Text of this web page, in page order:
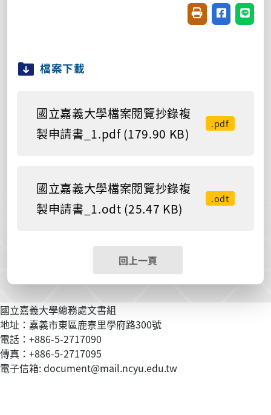
友善列印(開新視
分享至臉書
分享
檔案下載
國立嘉義大學檔案閱覽抄錄複
製申請書_1.pdf (179.90 KB)
.pdf
國立嘉義大學檔案閱覽抄錄複
製申請書_1.odt (25.47 KB)
.odt
回上一頁
國立嘉義大學總務處文書組
地址：嘉義市東區鹿寮里學府路300號
電話：+886-5-2717090
傳真：+886-5-2717095
電子信箱: document@mail.ncyu.edu.tw